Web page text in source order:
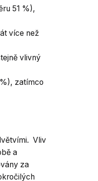
51 %),
více než
vlivný
zatímco
Vliv
a
za